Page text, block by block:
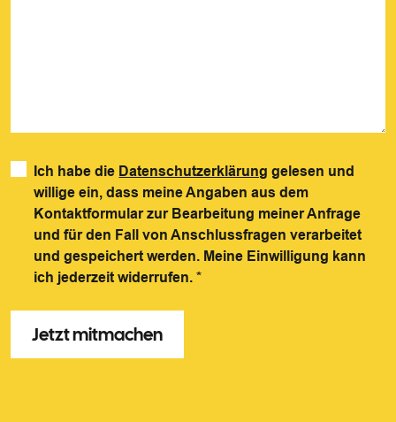
Ich habe die Datenschutzerklärung gelesen und
willige ein, dass meine Angaben aus dem
Kontaktformular zur Bearbeitung meiner Anfrage
und für den Fall von Anschlussfragen verarbeitet
und gespeichert werden. Meine Einwilligung kann
ich jederzeit widerrufen.*